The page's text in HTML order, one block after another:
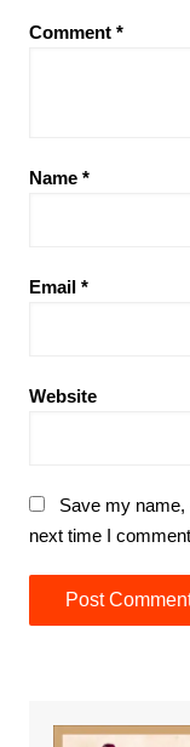
Comment *
Name *
Email *
Website
Save my name,
next time I